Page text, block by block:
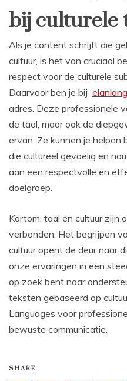
bij culturele
Als je content schrijft die
cultuur, is het van cruciaal
respect voor de culturele
Daarvoor ben je bij
adres. Deze professionele
de taal, maar ook de
ervan. Ze kunnen je
die cultureel gevoelig en
aan een respectvolle en
doelgroep.
Kortom, taal en cultuur zijn
verbonden. Het begrijpen
cultuur opent de deur naar
onze ervaringen in een
op zoek bent naar
teksten gebaseerd op
Languages voor
bewuste communicatie.
SHARE